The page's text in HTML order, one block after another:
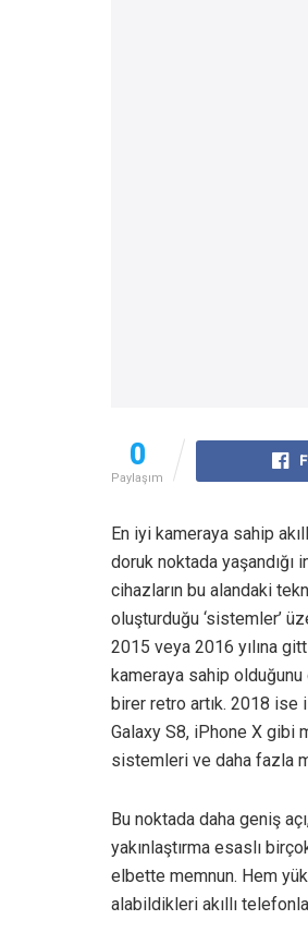
0
Paylaşım
En iyi kameraya sahip
doruk noktada yaşandığı
cihazların bu alandaki
oluşturduğu ‘sistemler’
2015 veya 2016 yılına
kameraya sahip
birer retro artık. 2018 ise
Galaxy S8, iPhone X gibi
sistemleri ve daha fazla
Bu noktada daha geniş
yakınlaştırma esaslı
elbette memnun. Hem
alabildikleri akıllı